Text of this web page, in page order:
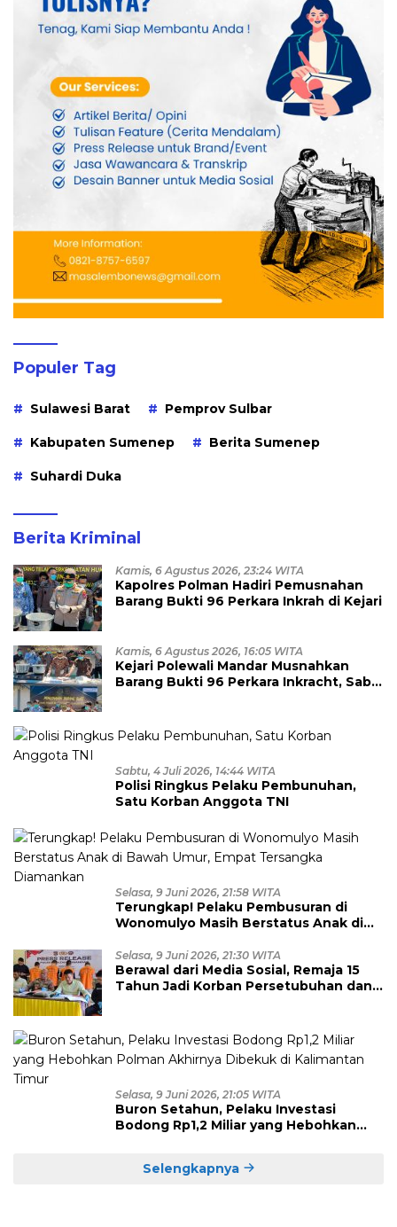
Populer Tag
Sulawesi Barat Pemprov Sulbar
Kabupaten Sumenep Berita Sumenep
Suhardi Duka
Berita Kriminal
Kamis, 6 Agustus 2026, 23:24 WITA
Kapolres Polman Hadiri Pemusnahan
Barang Bukti 96 Perkara Inkrah di Kejari
Kamis, 6 Agustus 2026, 16:05 WITA
Kejari Polewali Mandar Musnahkan
Barang Bukti 96 Perkara Inkracht, Sabu
Sabtu, 4 Juli 2026, 14:44 WITA
Polisi Ringkus Pelaku Pembunuhan,
Satu Korban Anggota TNI
Selasa, 9 Juni 2026, 21:58 WITA
Terungkap! Pelaku Pembusuran di
Wonomulyo Masih Berstatus Anak di
Diamankan
Selasa, 9 Juni 2026, 21:30 WITA
Berawal dari Media Sosial, Remaja 15
Tahun Jadi Korban Persetubuhan dan
Selasa, 9 Juni 2026, 21:05 WITA
Buron Setahun, Pelaku Investasi
Bodong Rp1,2 Miliar yang Hebohkan
Selengkapnya